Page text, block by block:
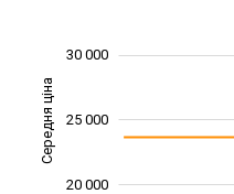
Середня ціна 18 000
20 000
30 000
25 000